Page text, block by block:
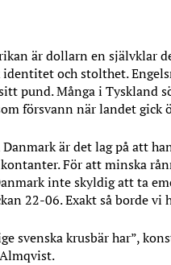
är dollarn en självklar
identitet och stolthet.
pund. Många i Tyskland
försvann när landet gick
är det lag på att
För att minska
inte skyldig att ta
22-06. Exakt så borde vi
svenska krusbär har”,